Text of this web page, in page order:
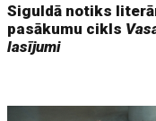
Siguldā notiks
pasākumu cikls
lasījumi